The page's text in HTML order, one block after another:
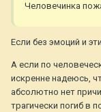
Человечинка
Если без эмоций и
А если по
искренне надеюсь,
абсолютно нет
трагически погиб в